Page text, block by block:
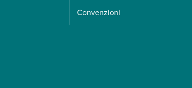
Convenzioni